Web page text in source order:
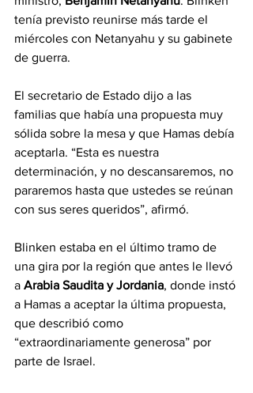
tenía previsto reunirse más tarde el
miércoles con Netanyahu y su gabinete
de guerra.
El secretario de Estado dijo a las
familias que había una propuesta muy
sólida sobre la mesa y que Hamas debía
aceptarla. “Esta es nuestra
determinación, y no descansaremos, no
pararemos hasta que ustedes se reúnan
con sus seres queridos”, afirmó.
Blinken estaba en el último tramo de
una gira por la región que antes le llevó
a Arabia Saudita y Jordania, donde instó
a Hamas a aceptar la última propuesta,
que describió como
“extraordinariamente generosa” por
parte de Israel.